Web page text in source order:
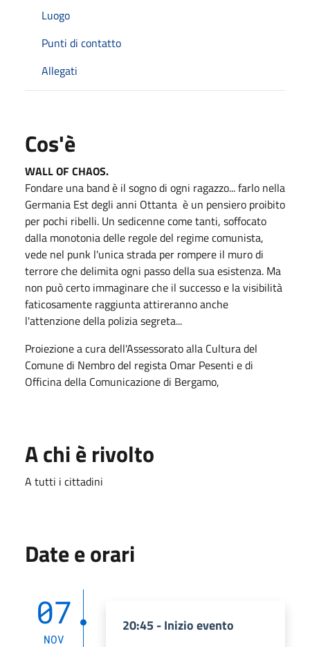
Luogo
Punti di contatto
Allegati
Cos'è
WALL OF CHAOS.
Fondare una band è il sogno di ogni ragazzo... farlo nella
Germania Est degli anni Ottanta è un pensiero proibito
per pochi ribelli. Un sedicenne come tanti, soffocato
dalla monotonia delle regole del regime comunista,
vede nel punk l'unica strada per rompere il muro di
terrore che delimita ogni passo della sua esistenza. Ma
non può certo immaginare che il successo e la visibilità
faticosamente raggiunta attireranno anche
l'attenzione della polizia segreta...
Proiezione a cura dell'Assessorato alla Cultura del
Comune di Nembro del regista Omar Pesenti e di
Officina della Comunicazione di Bergamo,
A chi è rivolto
A tutti i cittadini
Date e orari
07
NOV
20:45 - Inizio evento